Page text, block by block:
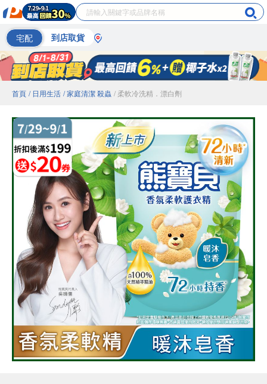
宅配 到店取貨
首頁 / 日用生活 / 家庭清潔 殺蟲 / 柔軟冷洗精．漂白劑